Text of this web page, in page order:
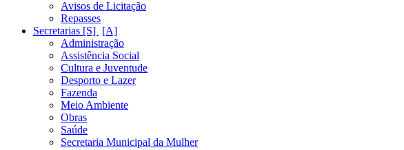
Avisos de Licitação
Repasses
Secretarias [S]
Administração
Assistência Social
Cultura e Juventude
Desporto e Lazer
Fazenda
Meio Ambiente
Obras
Saúde
Secretaria Municipal da Mulher